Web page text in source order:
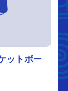
ットボー